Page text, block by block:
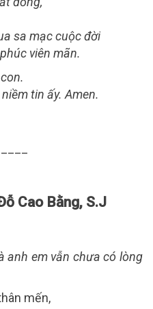
sa mạc cuộc đời
viên mãn.
tin ấy. Amen.
Cao Bằng, S.J
anh em vẫn chưa có lòng
mến,